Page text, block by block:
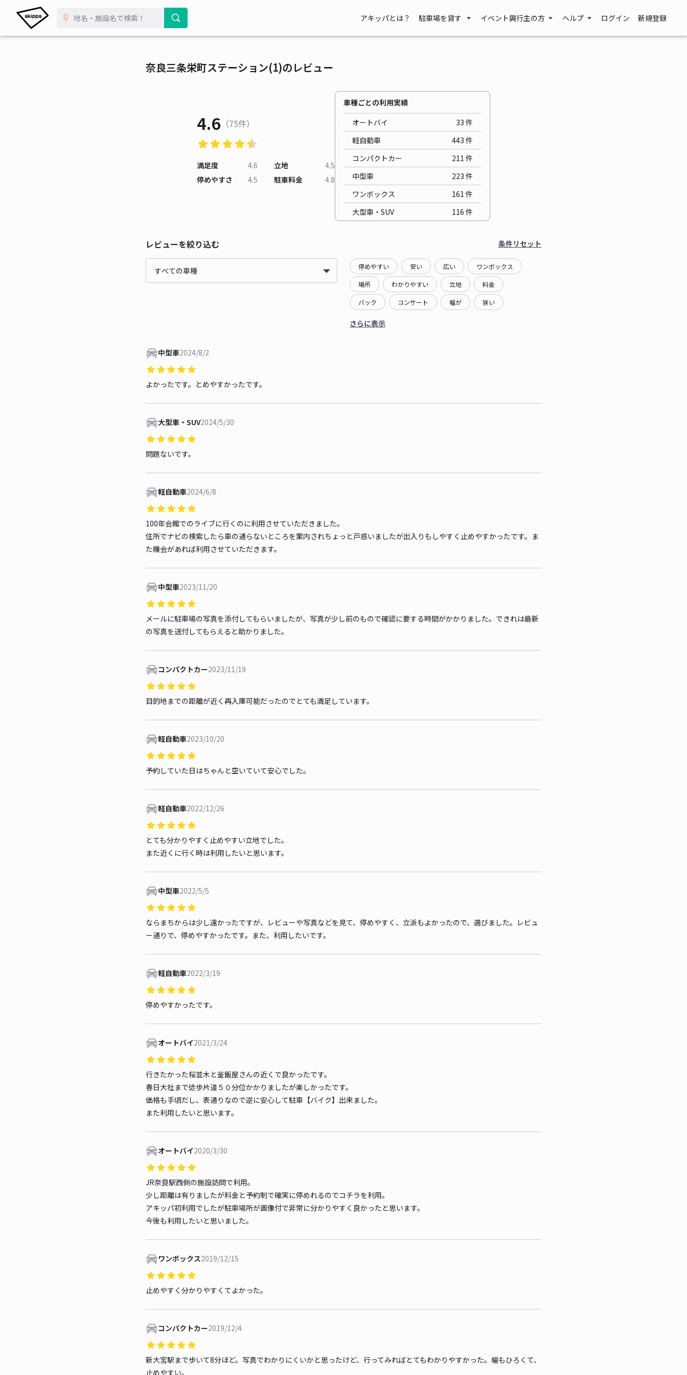
アキッパとは？ 駐車場を貸す イベント興行主の方 ヘルプ ログイン 新規登録
奈良三条栄町ステーション(1)のレビュー
4.6 （75件）
満足度 4.6 立地
4.5
停めやすさ
4.5 駐車料金 4.8
車種ごとの利用実績
オートバイ
33 件
軽自動車
443 件
コンパクトカー
211 件
中型車
223 件
ワンボックス
161 件
大型車・SUV
116 件
レビューを絞り込む 条件リセット
停めやすい 安い 広い ワンボックス
場所 わかりやすい 立地 料金
バック コンサート 幅が 狭い
さらに表示
中型車2024/8/2
よかったです。とめやすかったです。
大型車・SUV2024/5/30
問題ないです。
軽自動車2024/6/8
100年会館でのライブに行くのに利用させていただきました。
住所でナビの検索したら車の通らないところを案内されちょっと戸惑いましたが出入りもしやすく止めやすかったです。ま
た機会があれば利用させていただきます。
中型車2023/11/20
メールに駐車場の写真を添付してもらいましたが、写真が少し前のもので確認に要する時間がかかりました。できれは最新
の写真を送付してもらえると助かりました。
コンパクトカー2023/11/19
目的地までの距離が近く再入庫可能だったのでとても満足しています。
軽自動車2023/10/20
予約していた日はちゃんと空いていて安心でした。
軽自動車2022/12/26
とても分かりやすく止めやすい立地でした。
また近くに行く時は利用したいと思います。
中型車2022/5/5
ならまちからは少し遠かったですが、レビューや写真などを見て、停めやすく、立派もよかったので、選びました。レビュ
ー通りで、停めやすかったです。また、利用したいです。
軽自動車2022/3/19
停めやすかったです。
オートバイ2021/3/24
行きたかった桜並木と釜飯屋さんの近くで良かったです。
春日大社まで徒歩片道５０分位かかりましたが楽しかったです。
価格も手頃だし、表通りなので逆に安心して駐車【バイク】出来ました。
また利用したいと思います。
オートバイ2020/3/30
JR奈良駅西側の施設訪問で利用。
少し距離は有りましたが料金と予約制で確実に停めれるのでコチラを利用。
アキッパ初利用でしたが駐車場所が画像付で非常に分かりやすく良かったと思います。
今後も利用したいと思いました。
ワンボックス2019/12/15
止めやすく分かりやすくてよかった。
コンパクトカー2019/12/4
新大宮駅まで歩いて8分ほど。写真でわかりにくいかと思ったけど、行ってみればとてもわかりやすかった。幅もひろくて、
止めやすい。